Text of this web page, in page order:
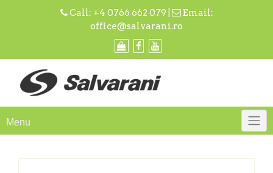
Call: +4 0766 662 079
Email:
office@salvarani.ro
Menu